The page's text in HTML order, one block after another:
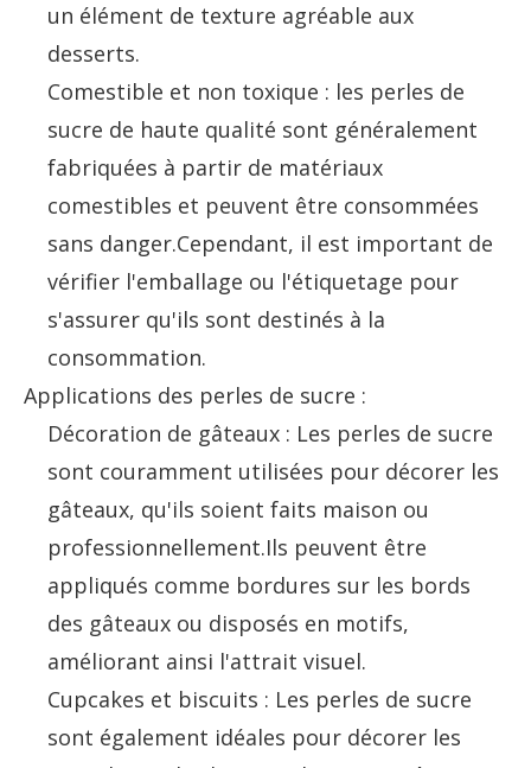
un élément de texture agréable aux
desserts.
Comestible et non toxique : les perles de
sucre de haute qualité sont généralement
fabriquées à partir de matériaux
comestibles et peuvent être consommées
sans danger.Cependant, il est important de
vérifier l'emballage ou l'étiquetage pour
s'assurer qu'ils sont destinés à la
consommation.
Applications des perles de sucre :
Décoration de gâteaux : Les perles de sucre
sont couramment utilisées pour décorer les
gâteaux, qu'ils soient faits maison ou
professionnellement.Ils peuvent être
appliqués comme bordures sur les bords
des gâteaux ou disposés en motifs,
améliorant ainsi l'attrait visuel.
Cupcakes et biscuits : Les perles de sucre
sont également idéales pour décorer les